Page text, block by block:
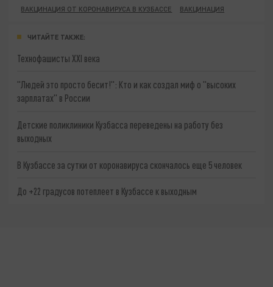
ВАКЦИНАЦИЯ ОТ КОРОНАВИРУСА В КУЗБАССЕ
ВАКЦИНАЦИЯ
ЧИТАЙТЕ ТАКЖЕ:
Технофашисты XXI века
"Людей это просто бесит!": Кто и как создал миф о "высоких
зарплатах" в России
Детские поликлиники Кузбасса переведены на работу без
выходных
В Кузбассе за сутки от коронавируса скончалось еще 5 человек
До +22 градусов потеплеет в Кузбассе к выходным